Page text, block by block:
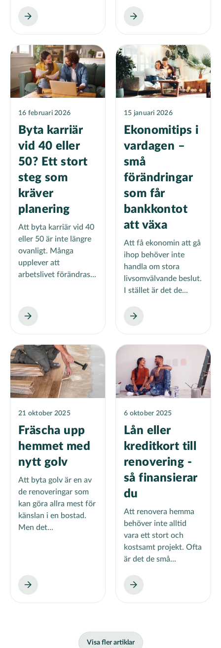
16 februari 2026
Byta karriär
vid 40 eller
50? Ett stort
steg som
kräver
planering
Att byta karriär vid 40
eller 50 är inte längre
ovanligt. Många
upplever att
arbetslivet förändras...
15 januari 2026
Ekonomitips i
vardagen –
små
förändringar
som får
bankkontot
att växa
Att få ekonomin att gå
ihop behöver inte
handla om stora
livsomvälvande beslut.
I stället är det de...
21 oktober 2025
Fräscha upp
hemmet med
nytt golv
Att byta golv är en av
de renoveringar som
kan göra allra mest för
känslan i en bostad.
Men det...
6 oktober 2025
Lån eller
kreditkort till
renovering -
så finansierar
du
Att renovera hemma
behöver inte alltid
vara ett stort och
kostsamt projekt. Ofta
är det de små...
Visa fler artiklar